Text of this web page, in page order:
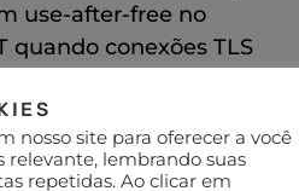
use-after-free no
quando conexões TLS
causar corrupção de
de código. Ela
de4.97 até 4.99.2
USE_GNUTLS=yes
nosso site para oferecer a você
relevante, lembrando suas
repetidas. Ao clicar em